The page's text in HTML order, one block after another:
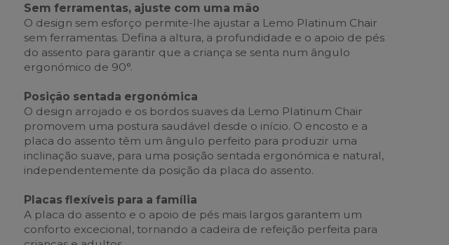
Sem ferramentas, ajuste com uma mão
O design sem esforço permite-lhe ajustar a Lemo Platinum Chair
sem ferramentas. Defina a altura, a profundidade e o apoio de pés
do assento para garantir que a criança se senta num ângulo
ergonómico de 90°.
Posição sentada ergonómica
O design arrojado e os bordos suaves da Lemo Platinum Chair
promovem uma postura saudável desde o início. O encosto e a
placa do assento têm um ângulo perfeito para produzir uma
inclinação suave, para uma posição sentada ergonómica e natural,
independentemente da posição da placa do assento.
Placas flexíveis para a família
A placa do assento e o apoio de pés mais largos garantem um
conforto excecional, tornando a cadeira de refeição perfeita para